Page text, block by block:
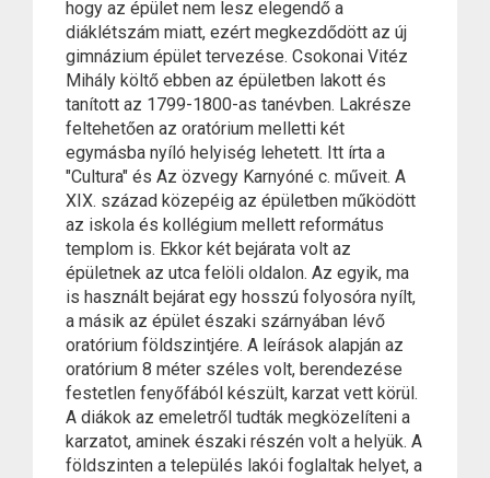
hogy az épület nem lesz elegendő a
diáklétszám miatt, ezért megkezdődött az új
gimnázium épület tervezése. Csokonai Vitéz
Mihály költő ebben az épületben lakott és
tanított az 1799-1800-as tanévben. Lakrésze
feltehetően az oratórium melletti két
egymásba nyíló helyiség lehetett. Itt írta a
"Cultura" és Az özvegy Karnyóné c. műveit. A
XIX. század közepéig az épületben működött
az iskola és kollégium mellett református
templom is. Ekkor két bejárata volt az
épületnek az utca felöli oldalon. Az egyik, ma
is használt bejárat egy hosszú folyosóra nyílt,
a másik az épület északi szárnyában lévő
oratórium földszintjére. A leírások alapján az
oratórium 8 méter széles volt, berendezése
festetlen fenyőfából készült, karzat vett körül.
A diákok az emeletről tudták megközelíteni a
karzatot, aminek északi részén volt a helyük. A
földszinten a település lakói foglaltak helyet, a